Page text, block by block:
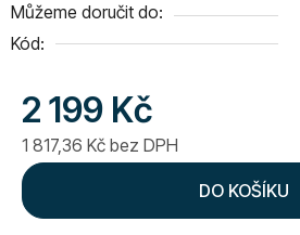
Můžeme doručit do:
Kód:
2 199 Kč
1 817,36 Kč bez DPH
Měrná cena:
DO KOŠÍKU